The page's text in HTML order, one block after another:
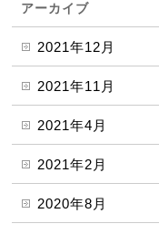
アーカイブ
2021年12月
2021年11月
2021年4月
2021年2月
2020年8月